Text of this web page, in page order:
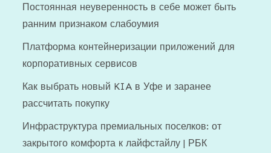
Постоянная неуверенность в себе может быть
ранним признаком слабоумия
Платформа контейнеризации приложений для
корпоративных сервисов
Как выбрать новый KIA в Уфе и заранее
рассчитать покупку
Инфраструктура премиальных поселков: от
закрытого комфорта к лайфстайлу | РБК